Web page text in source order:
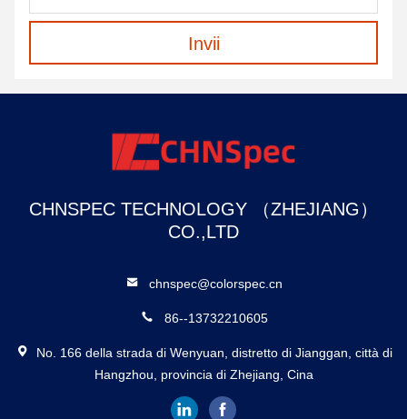
Invii
CHNSPEC TECHNOLOGY （ZHEJIANG）
CO.,LTD
chnspec@colorspec.cn
86--13732210605
No. 166 della strada di Wenyuan, distretto di Jianggan, città di
Hangzhou, provincia di Zhejiang, Cina